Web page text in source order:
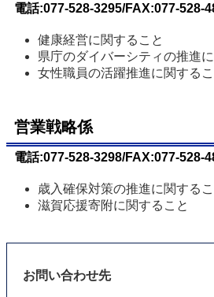
電話:077-528-3295/FAX:077-528-
健康経営に関すること
県庁のダイバーシティの推進
女性職員の活躍推進に関するこ
営業戦略係
電話:077-528-3298/FAX:077-528-
歳入確保対策の推進に関する
滋賀応援寄附に関すること
お問い合わせ先